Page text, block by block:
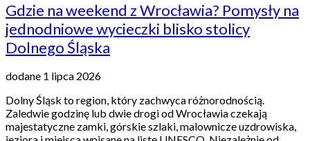
Gdzie na weekend z Wrocławia? Pomysły na
jednodniowe wycieczki blisko stolicy
Dolnego Śląska
dodane 1 lipca 2026
Dolny Śląsk to region, który zachwyca różnorodnością.
Zaledwie godzinę lub dwie drogi od Wrocławia czekają
majestatyczne zamki, górskie szlaki, malownicze uzdrowiska,